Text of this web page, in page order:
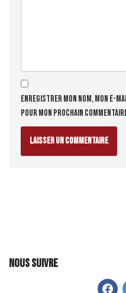
Enregistrer mon nom, mon e-
pour mon prochain
Nous suivre